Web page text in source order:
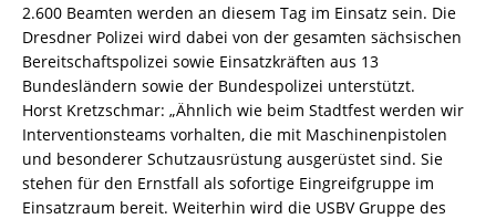
2.600 Beamten werden an diesem Tag im Einsatz sein. Die
Dresdner Polizei wird dabei von der gesamten sächsischen
Bereitschaftspolizei sowie Einsatzkräften aus 13
Bundesländern sowie der Bundespolizei unterstützt.
Horst Kretzschmar: „Ähnlich wie beim Stadtfest werden wir
Interventionsteams vorhalten, die mit Maschinenpistolen
und besonderer Schutzausrüstung ausgerüstet sind. Sie
stehen für den Ernstfall als sofortige Eingreifgruppe im
Einsatzraum bereit. Weiterhin wird die USBV Gruppe des